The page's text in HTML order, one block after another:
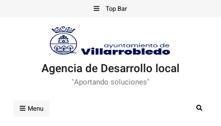
Top Bar
Agencia de Desarrollo local
"Aportando soluciones"
Menu Search